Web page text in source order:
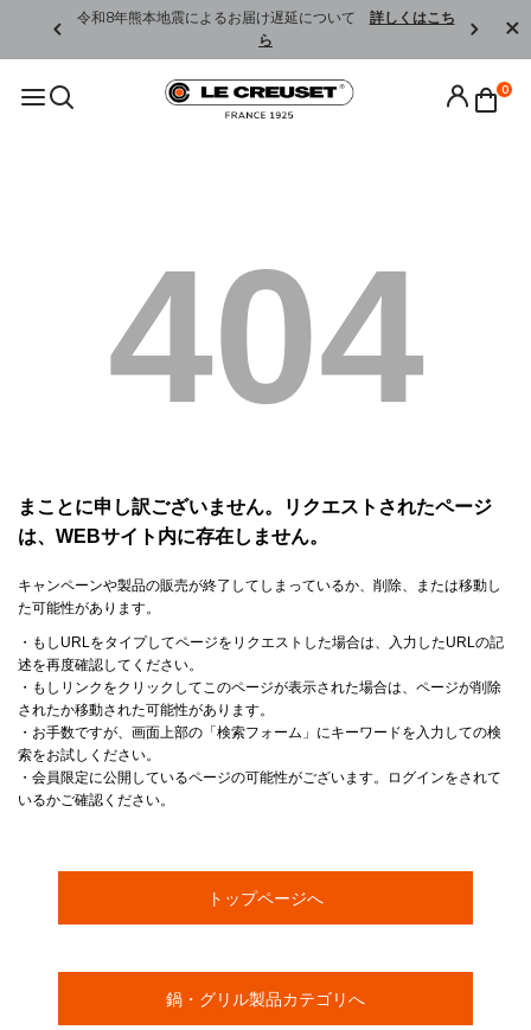
令和8年熊本地震によるお届け遅延について 詳しくはこち
ら
0
404
まことに申し訳ございません。リクエストされたページ
は、WEBサイト内に存在しません。
キャンペーンや製品の販売が終了してしまっているか、削除、または移動し
た可能性があります。
・もしURLをタイプしてページをリクエストした場合は、入力したURLの記
述を再度確認してください。
・もしリンクをクリックしてこのページが表示された場合は、ページが削除
されたか移動された可能性があります。
・お手数ですが、画面上部の「検索フォーム」にキーワードを入力しての検
索をお試しください。
・会員限定に公開しているページの可能性がございます。ログインをされて
いるかご確認ください。
トップページへ
鍋・グリル製品カテゴリへ